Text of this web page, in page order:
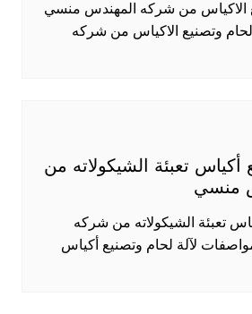
الاكياس من شركه المهندس منسي
لحام وتصنيع الاكياس من شركه
أكياس تعبئة الشيكولاته من
منسي
تعبئة الشيكولاته من شركه
لآلة لحام وتصنيع أكياس